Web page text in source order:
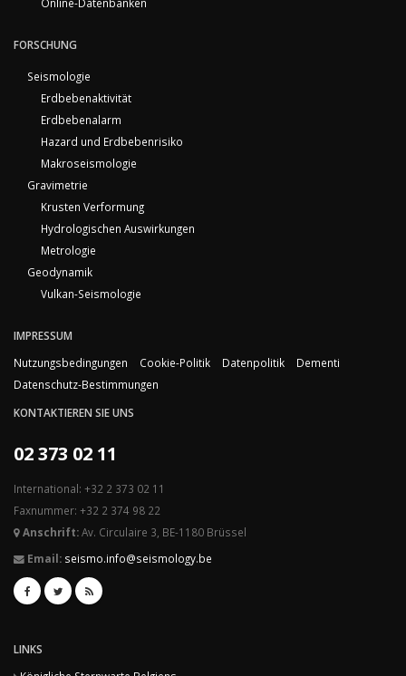
FORSCHUNG
Seismologie
Erdbebenaktivität
Erdbebenalarm
Hazard und Erdbebenrisiko
Makroseismologie
Gravimetrie
Krusten Verformung
Hydrologischen Auswirkungen
Metrologie
Geodynamik
Vulkan-Seismologie
IMPRESSUM
Nutzungsbedingungen
Cookie-Politik Datenpolitik
Dementi
Datenschutz-Bestimmungen
KONTAKTIEREN SIE UNS
02 373 02 11
International: +32 2 373 02 11
Faxnummer: +32 2 374 98 22
Anschrift:Av. Circulaire 3, BE-1180 Brüssel
Email: seismo.info@seismology.be
LINKS